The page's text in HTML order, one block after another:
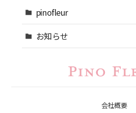
pinofleur
お知らせ
会社概要